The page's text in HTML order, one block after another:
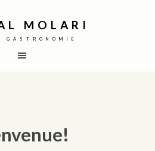
MOLARI
GASTRONOMIE